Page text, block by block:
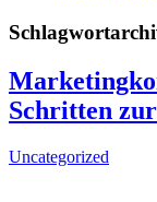
Schritten
Uncategorized